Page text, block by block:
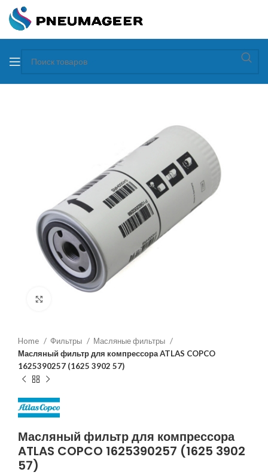
Home Фильтры
Масляные фильтры
Масляный фильтр для компрессора ATLAS COPCO
1625390257 (1625 3902 57)
Масляный фильтр для компрессора
ATLAS COPCO 1625390257 (1625 3902
57)